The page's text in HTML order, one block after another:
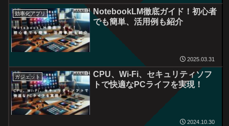
効率化アプリ
NotebookLM徹底ガイド！初心者
でも簡単、活用例も紹介
2025.03.31
ガジェット
CPU、Wi-Fi、セキュリティソフ
トで快適なPCライフを実現！
2024.10.30